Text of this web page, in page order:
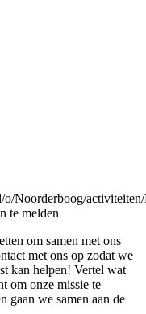
Noorderboog/
te melden
om samen met ons
met ons op zodat we
kan helpen! Vertel wat
om onze missie te
gaan we samen aan de